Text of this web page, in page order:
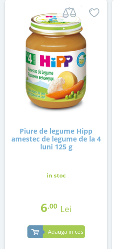
Piure de legume Hipp
amestec de legume de la 4
luni 125 g
in stoc
6,00 Lei
Adauga in cos